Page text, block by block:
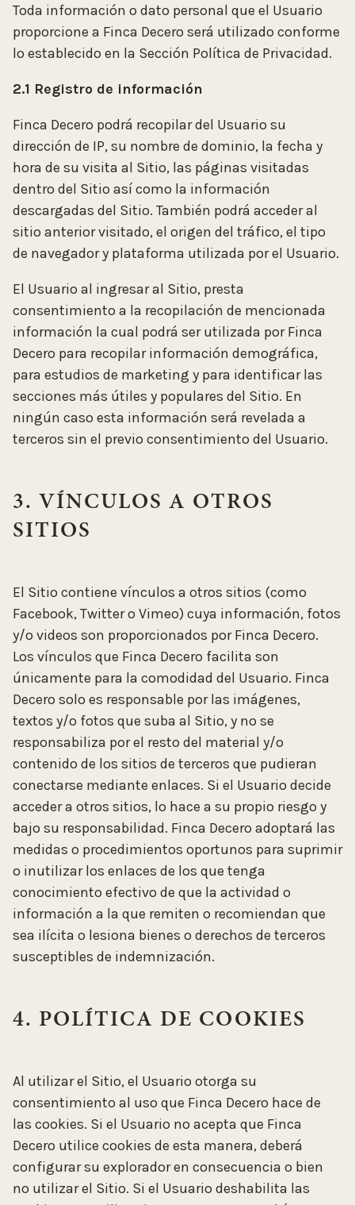
Toda información o dato personal que el Usuario
proporcione a Finca Decero será utilizado conforme
lo establecido en la Sección Política de Privacidad.
2.1 Registro de información
Finca Decero podrá recopilar del Usuario su
dirección de IP, su nombre de dominio, la fecha y
hora de su visita al Sitio, las páginas visitadas
dentro del Sitio así como la información
descargadas del Sitio. También podrá acceder al
sitio anterior visitado, el origen del tráfico, el tipo
de navegador y plataforma utilizada por el Usuario.
El Usuario al ingresar al Sitio, presta
consentimiento a la recopilación de mencionada
información la cual podrá ser utilizada por Finca
Decero para recopilar información demográfica,
para estudios de marketing y para identificar las
secciones más útiles y populares del Sitio. En
ningún caso esta información será revelada a
terceros sin el previo consentimiento del Usuario.
3. VÍNCULOS A OTROS
SITIOS
El Sitio contiene vínculos a otros sitios (como
Facebook, Twitter o Vimeo) cuya información, fotos
y/o videos son proporcionados por Finca Decero.
Los vínculos que Finca Decero facilita son
únicamente para la comodidad del Usuario. Finca
Decero solo es responsable por las imágenes,
textos y/o fotos que suba al Sitio, y no se
responsabiliza por el resto del material y/o
contenido de los sitios de terceros que pudieran
conectarse mediante enlaces. Si el Usuario decide
acceder a otros sitios, lo hace a su propio riesgo y
bajo su responsabilidad. Finca Decero adoptará las
medidas o procedimientos oportunos para suprimir
o inutilizar los enlaces de los que tenga
conocimiento efectivo de que la actividad o
información a la que remiten o recomiendan que
sea ilícita o lesiona bienes o derechos de terceros
susceptibles de indemnización.
4. POLÍTICA DE COOKIES
Al utilizar el Sitio, el Usuario otorga su
consentimiento al uso que Finca Decero hace de
las cookies. Si el Usuario no acepta que Finca
Decero utilice cookies de esta manera, deberá
configurar su explorador en consecuencia o bien
no utilizar el Sitio. Si el Usuario deshabilita las